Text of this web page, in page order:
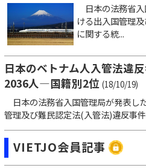
日本の法務省
ける出入国管理
に関する統...
日本のベトナム人入管法違
2036人―国籍別2位 (18/10/19)
日本の法務省入国管理局が発表し
管理及び難民認定法(入管法)違反事
VIETJO会員記事